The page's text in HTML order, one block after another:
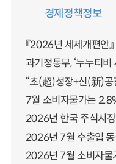
경제정책정보
『2026년 세제개편안
과기정통부, ‘누누티
“초(超)성장+신(新)공
7월 소비자물가는
2026년 한국 주식시
2026년 7월 수출입
2026년 7월 소비자물